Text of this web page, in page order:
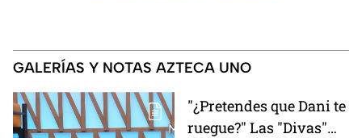
GALERÍAS Y NOTAS AZTECA UNO
"¿Pretendes que Dani te
ruegue?" Las "Divas"